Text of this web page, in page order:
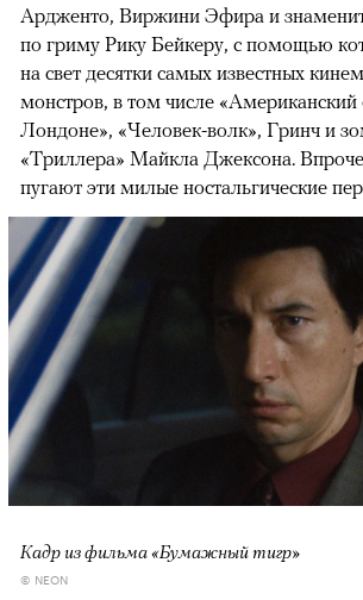
Ардженто, Виржини Эфира и
по гриму Рику Бейкеру, с помощью
на свет десятки самых известных
монстров, в том числе «Американский
Лондоне», «Человек-волк», Гринч и
«Триллера» Майкла Джексона.
пугают эти милые ностальгические
Кадр из фильма «Бумажный тигр»
© NEON